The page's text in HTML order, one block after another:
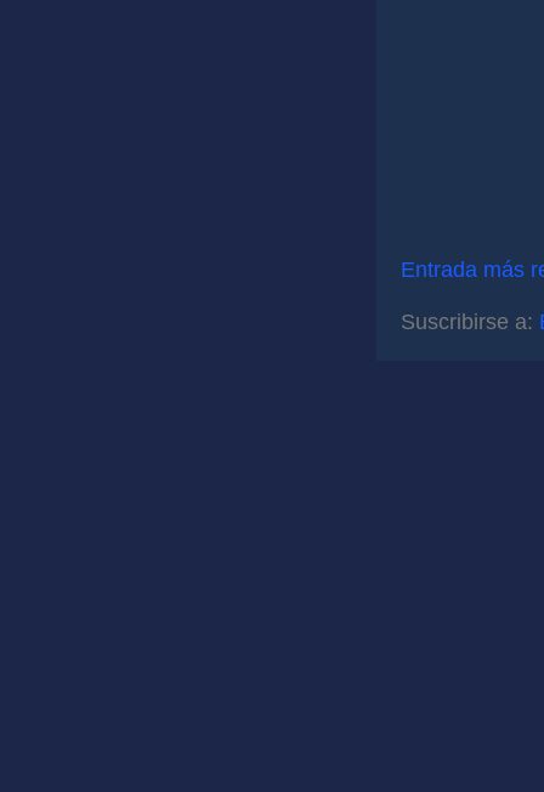
Entrada más
Suscribirse a: